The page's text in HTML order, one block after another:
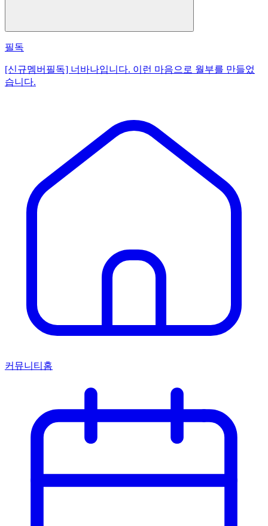
필독
[신규멤버필독] 너바나입니다. 이런 마음으로 월부를 만들었
습니다.
커뮤니티홈